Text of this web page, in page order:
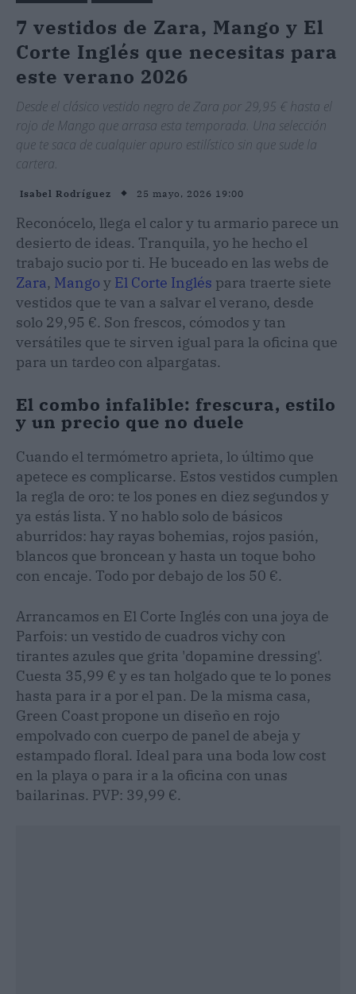
7 vestidos de Zara, Mango y El
Corte Inglés que necesitas para
este verano 2026
Desde el clásico vestido negro de Zara por 29,95 € hasta el
rojo de Mango que arrasa esta temporada. Una selección
que te saca de cualquier apuro estilístico sin que sude la
cartera.
Isabel Rodríguez 25 mayo, 2026 19:00
Reconócelo, llega el calor y tu armario parece un
desierto de ideas. Tranquila, yo he hecho el
trabajo sucio por ti. He buceado en las webs de
Zara, Mango y El Corte Inglés para traerte siete
vestidos que te van a salvar el verano, desde
solo 29,95 €. Son frescos, cómodos y tan
versátiles que te sirven igual para la oficina que
para un tardeo con alpargatas.
El combo infalible: frescura, estilo
y un precio que no duele
Cuando el termómetro aprieta, lo último que
apetece es complicarse. Estos vestidos cumplen
la regla de oro: te los pones en diez segundos y
ya estás lista. Y no hablo solo de básicos
aburridos: hay rayas bohemias, rojos pasión,
blancos que broncean y hasta un toque boho
con encaje. Todo por debajo de los 50 €.
Arrancamos en El Corte Inglés con una joya de
Parfois: un vestido de cuadros vichy con
tirantes azules que grita 'dopamine dressing'.
Cuesta 35,99 € y es tan holgado que te lo pones
hasta para ir a por el pan. De la misma casa,
Green Coast propone un diseño en rojo
empolvado con cuerpo de panel de abeja y
estampado floral. Ideal para una boda low cost
en la playa o para ir a la oficina con unas
bailarinas. PVP: 39,99 €.